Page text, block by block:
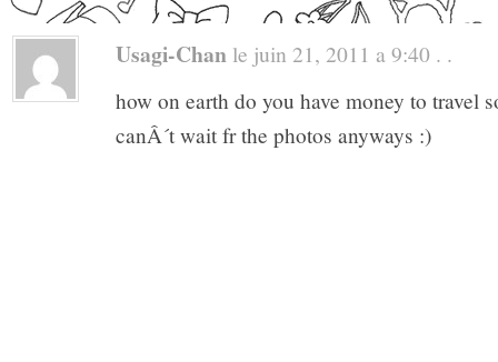
Usagi-Chan le juin 21, 2011 a 9:40 . .
how on earth do you have money to travel
canÂ´t wait fr the photos anyways :)